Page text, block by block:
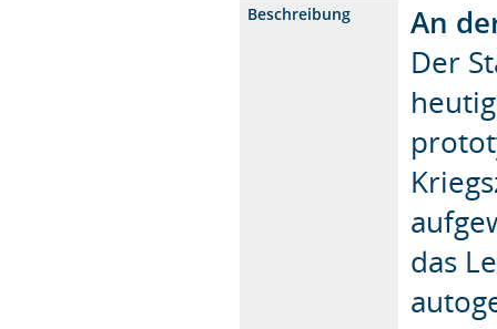
Beschreibung
An
Der
das